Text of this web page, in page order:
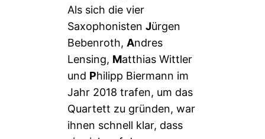
Als sich die vier
SaxophonistenJürgen
Bebenroth, Andres
Lensing, Matthias Wittler
und Philipp Biermann im
Jahr 2018 trafen, um das
Quartett zu gründen, war
ihnen schnell klar, dass